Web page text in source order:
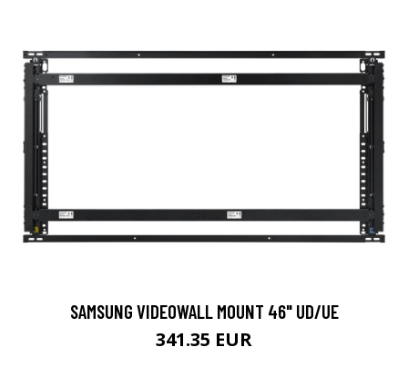
SAMSUNG VIDEOWALL MOUNT 46" UD/UE
341.35 EUR